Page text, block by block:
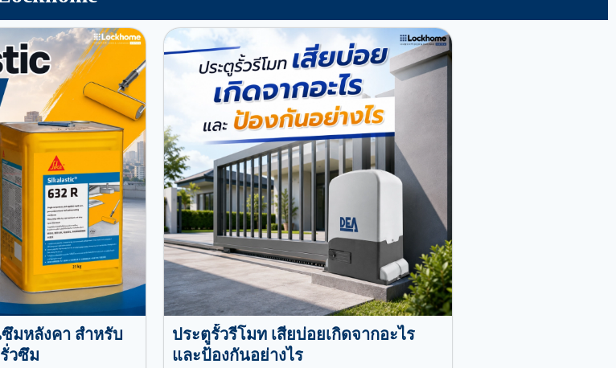
ซึมหลังคา สำหรับ
วซึม
ประตูรั้วรีโมท เสียบ่อยเกิดจากอะไร
และป้องกันอย่างไร